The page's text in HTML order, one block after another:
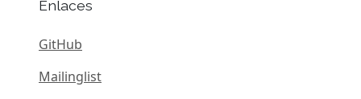
Enlaces
GitHub
Mailinglist